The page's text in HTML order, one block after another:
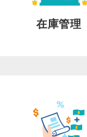
在庫管理